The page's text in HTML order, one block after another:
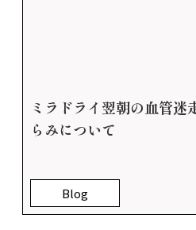
Blog
ミラドライ翌朝の血管迷
らみについて